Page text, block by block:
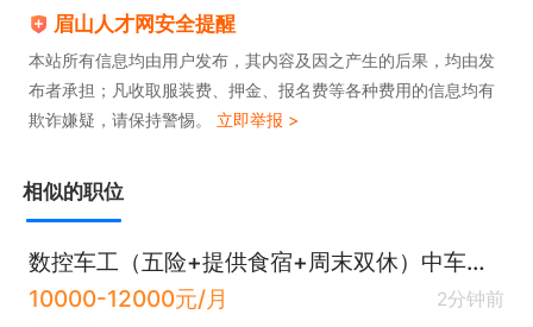
眉山人才网安全提醒
本站所有信息均由用户发布，其内容及因之产生的后果，均由发
布者承担；凡收取服装费、押金、报名费等各种费用的信息均有
欺诈嫌疑，请保持警惕。 立即举报 >
相似的职位
数控车工（五险+提供食宿+周末双休）中车眉山车辆厂
10000-12000元/月
2分钟前